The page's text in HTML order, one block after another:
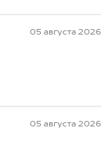
05 августа 2026
05 августа 2026